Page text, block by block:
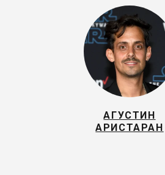
АГУСТИН
АРИСТАРАН